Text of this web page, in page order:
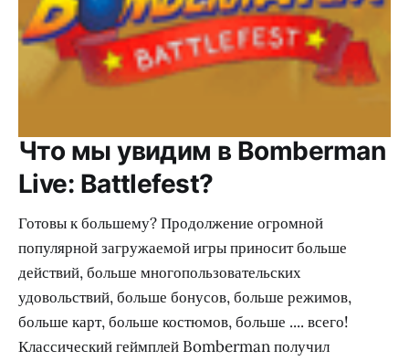
Что мы увидим в Bomberman
Live: Battlefest?
Готовы к большему? Продолжение огромной
популярной загружаемой игры приносит больше
действий, больше многопользовательских
удовольствий, больше бонусов, больше режимов,
больше карт, больше костюмов, больше .... всего!
Классический геймплей Bomberman получил